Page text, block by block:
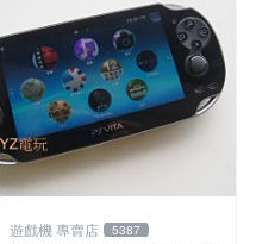
遊戲機 專賣店 5387